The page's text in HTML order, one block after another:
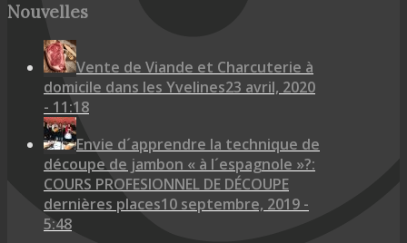
Nouvelles
Vente de Viande et Charcuterie à
domicile dans les Yvelines23 avril, 2020
- 11:18
Envie d´apprendre la technique de
découpe de jambon « à l´espagnole »?:
COURS PROFESIONNEL DE DÉCOUPE
dernières places10 septembre, 2019 -
5:48